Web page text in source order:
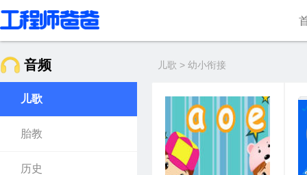
音频 儿歌 > 幼小衔接
儿歌
胎教
历史